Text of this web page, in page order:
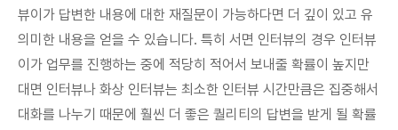
뷰이가 답변한 내용에 대한 재질문이 가능하다면 더 깊이 있고 유
의미한 내용을 얻을 수 있습니다. 특히 서면 인터뷰의 경우 인터뷰
이가 업무를 진행하는 중에 적당히 적어서 보내줄 확률이 높지만
대면 인터뷰나 화상 인터뷰는 최소한 인터뷰 시간만큼은 집중해서
대화를 나누기 때문에 훨씬 더 좋은 퀄리티의 답변을 받게 될 확률